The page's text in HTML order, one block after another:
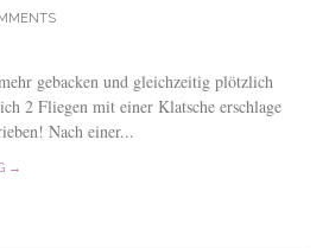
gebacken und gleichzeitig plötzlich
2 Fliegen mit einer Klatsche erschlage
Nach einer...
→